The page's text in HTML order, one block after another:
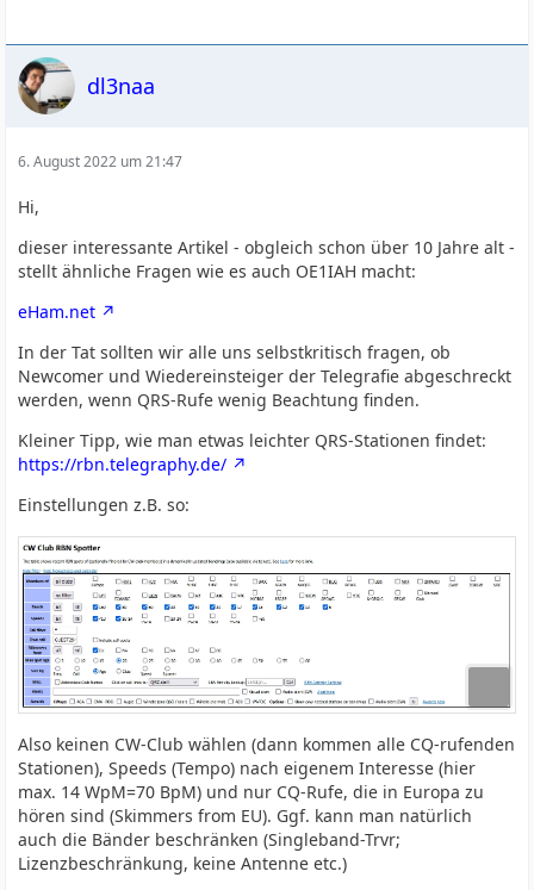
dl3naa
6. August 2022 um 21:47
Hi,
dieser interessante Artikel - obgleich schon über 10 Jahre alt -
stellt ähnliche Fragen wie es auch OE1IAH macht:
eHam.net
In der Tat sollten wir alle uns selbstkritisch fragen, ob
Newcomer und Wiedereinsteiger der Telegrafie abgeschreckt
werden, wenn QRS-Rufe wenig Beachtung finden.
Kleiner Tipp, wie man etwas leichter QRS-Stationen findet:
https://rbn.telegraphy.de/
Einstellungen z.B. so:
Also keinen CW-Club wählen (dann kommen alle CQ-rufenden
Stationen), Speeds (Tempo) nach eigenem Interesse (hier
max. 14 WpM=70 BpM) und nur CQ-Rufe, die in Europa zu
hören sind (Skimmers from EU). Ggf. kann man natürlich
auch die Bänder beschränken (Singleband-Trvr;
Lizenzbeschränkung, keine Antenne etc.)